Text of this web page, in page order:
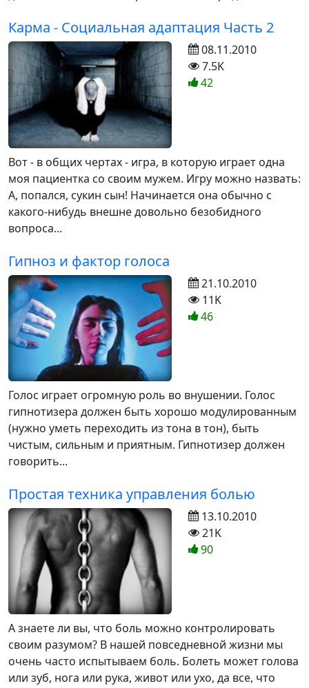
Карма - Социальная адаптация Часть 2
Вот - в общих чертах - игра, в которую играет одна
моя пациентка со своим мужем. Игру можно назвать:
А, попался, сукин сын! Начинается она обычно с
какого-нибудь внешне довольно безобидного
вопроса...
08.11.2010
7.5K
42
Гипноз и фактор голоса
Голос играет огромную роль во внушении. Голос
гипнотизера должен быть хорошо модулированным
(нужно уметь переходить из тона в тон), быть
чистым, сильным и приятным. Гипнотизер должен
говорить...
21.10.2010
11K
46
Простая техника управления болью
А знаете ли вы, что боль можно контролировать
своим разумом? В нашей повседневной жизни мы
очень часто испытываем боль. Болеть может голова
или зуб, нога или рука, живот или ухо, да все, что
13.10.2010
21K
90